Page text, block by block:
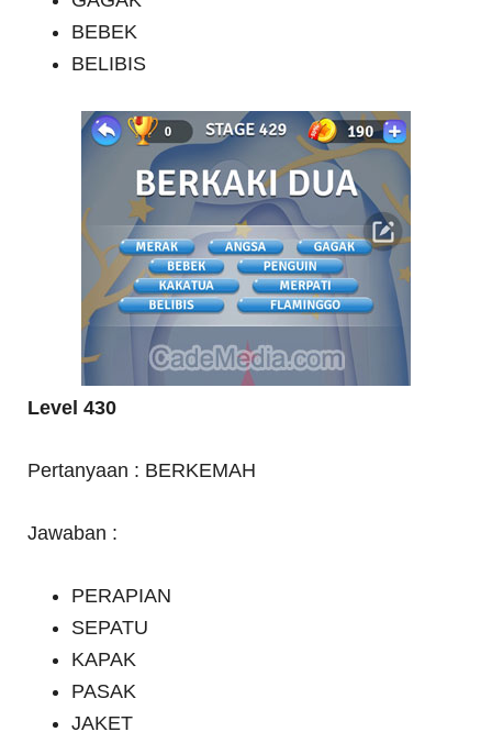
BEBEK
BELIBIS
Level 430
Pertanyaan : BERKEMAH
Jawaban :
PERAPIAN
SEPATU
KAPAK
PASAK
JAKET